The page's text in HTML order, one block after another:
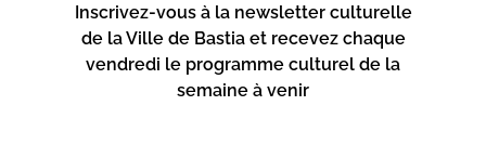
Inscrivez-vous à la newsletter culturelle
de la Ville de Bastia et recevez chaque
vendredi le programme culturel de la
semaine à venir